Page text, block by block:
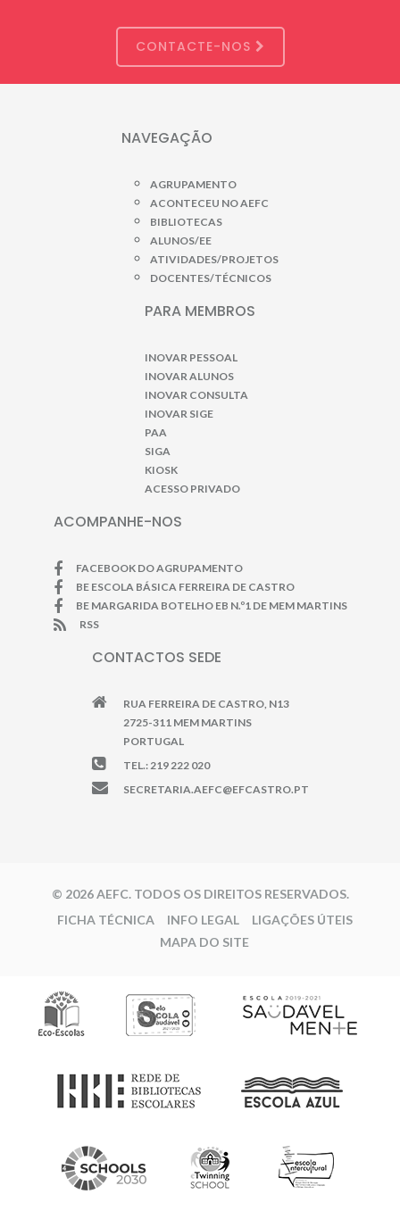
CONTACTE-NOS
NAVEGAÇÃO
AGRUPAMENTO
ACONTECEU NO AEFC
BIBLIOTECAS
ALUNOS/EE
ATIVIDADES/PROJETOS
DOCENTES/TÉCNICOS
PARA MEMBROS
INOVAR PESSOAL
INOVAR ALUNOS
INOVAR CONSULTA
INOVAR SIGE
PAA
SIGA
KIOSK
ACESSO PRIVADO
ACOMPANHE-NOS
FACEBOOK DO AGRUPAMENTO
BE ESCOLA BÁSICA FERREIRA DE CASTRO
BE MARGARIDA BOTELHO EB N.º1 DE MEM MARTINS
RSS
CONTACTOS SEDE
RUA FERREIRA DE CASTRO, N13
2725-311 MEM MARTINS
PORTUGAL
TEL.: 219 222 020
SECRETARIA.AEFC@EFCASTRO.PT
© 2026 AEFC. TODOS OS DIREITOS RESERVADOS.
FICHA TÉCNICA
INFO LEGAL
LIGAÇÕES ÚTEIS
MAPA DO SITE